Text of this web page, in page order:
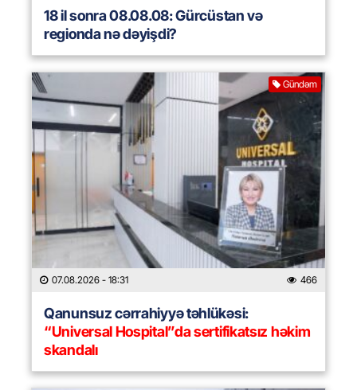
18 il sonra 08.08.08: Gürcüstan və
regionda nə dəyişdi?
Gündəm
07.08.2026 - 18:31 466
Qanunsuz cərrahiyyə təhlükəsi:
“Universal Hospital”da sertifikatsız həkim
skandalı